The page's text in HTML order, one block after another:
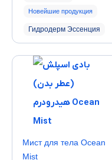
Новейшие продукция
Гидродерм Эссенция
Мист для тела Ocean
Mist